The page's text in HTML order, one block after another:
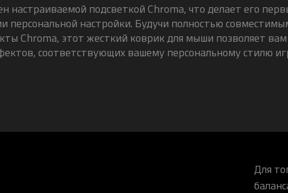
настраиваемой подсветкой Chroma, что делает его
настройки. Будучи полностью
Chroma, этот жесткий коврик для мыши позволяет
соответствующих вашему персональному стилю
Для